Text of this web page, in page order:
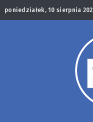
poniedziałek, 10 sierpnia